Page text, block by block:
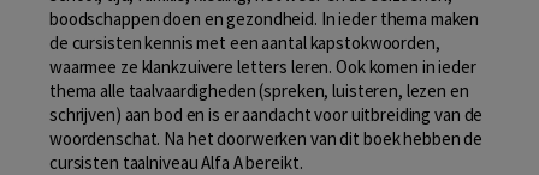
boodschappen doen en gezondheid. In ieder thema maken
de cursisten kennis met een aantal kapstokwoorden,
waarmee ze klankzuivere letters leren. Ook komen in ieder
thema alle taalvaardigheden (spreken, luisteren, lezen en
schrijven) aan bod en is er aandacht voor uitbreiding van de
woordenschat. Na het doorwerken van dit boek hebben de
cursisten taalniveau Alfa A bereikt.